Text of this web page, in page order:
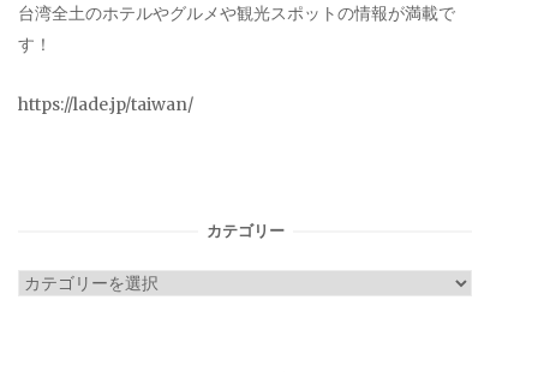
台湾全土のホテルやグルメや観光スポットの情報が満載で
す！
https://lade.jp/taiwan/
カテゴリー
カ